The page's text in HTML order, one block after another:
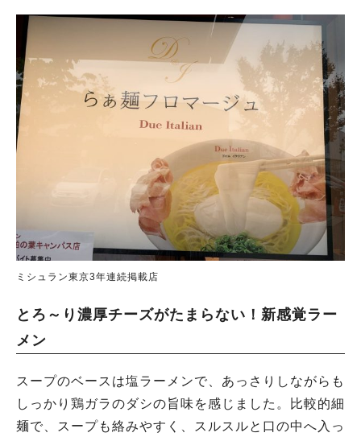
ミシュラン東京3年連続掲載店
とろ～り濃厚チーズがたまらない！新感覚ラー
メン
スープのベースは塩ラーメンで、あっさりしながらも
しっかり鶏ガラのダシの旨味を感じました。比較的細
麺で、スープも絡みやすく、スルスルと口の中へ入っ